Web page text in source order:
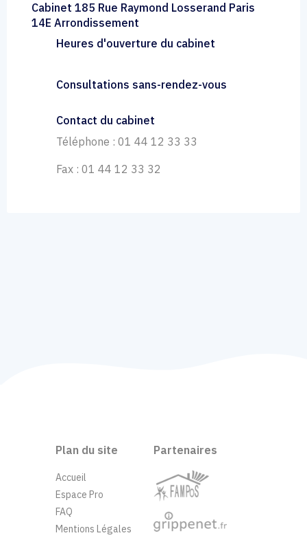
Cabinet 185 Rue Raymond Losserand Paris
14E Arrondissement
Heures d'ouverture du cabinet
Consultations sans-rendez-vous
Contact du cabinet
Téléphone : 01 44 12 33 33
Fax : 01 44 12 33 32
Plan du site
Accueil
Espace Pro
FAQ
Mentions Légales
Partenaires